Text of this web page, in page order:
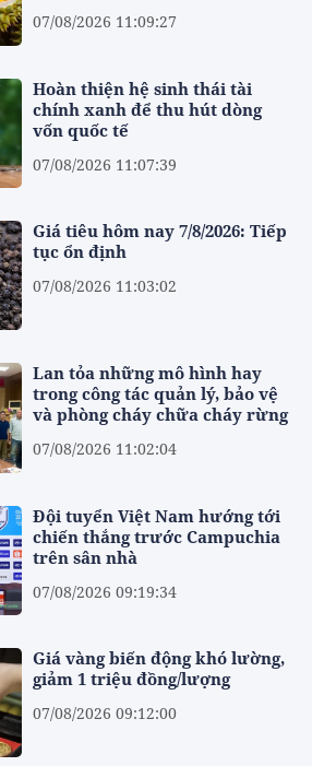
07/08/2026 11:09:27
Hoàn thiện hệ sinh thái tài
chính xanh để thu hút dòng
vốn quốc tế
07/08/2026 11:07:39
Giá tiêu hôm nay 7/8/2026: Tiếp
tục ổn định
07/08/2026 11:03:02
Lan tỏa những mô hình hay
trong công tác quản lý, bảo vệ
và phòng cháy chữa cháy rừng
07/08/2026 11:02:04
Đội tuyển Việt Nam hướng tới
chiến thắng trước Campuchia
trên sân nhà
07/08/2026 09:19:34
Giá vàng biến động khó lường,
giảm 1 triệu đồng/lượng
07/08/2026 09:12:00